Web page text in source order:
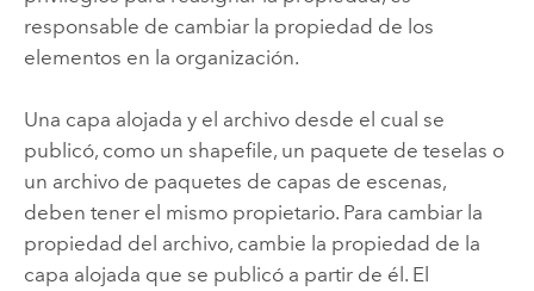
responsable de cambiar la propiedad de los
elementos en la organización.
Una capa alojada y el archivo desde el cual se
publicó, como un shapefile, un paquete de teselas o
un archivo de paquetes de capas de escenas,
deben tener el mismo propietario. Para cambiar la
propiedad del archivo, cambie la propiedad de la
capa alojada que se publicó a partir de él. El